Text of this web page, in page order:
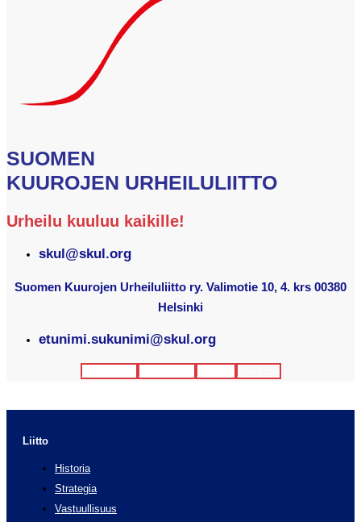
SUOMEN
KUUROJEN URHEILULIITTO
Urheilu kuuluu kaikille!
skul@skul.org
Suomen Kuurojen Urheiluliitto ry. Valimotie 10, 4. krs 00380
Helsinki
etunimi.sukunimi@skul.org
Liitto
Historia
Strategia
Vastuullisuus